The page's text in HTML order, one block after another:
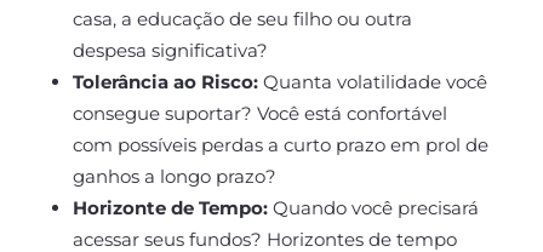
casa, a educação de seu filho ou outra
despesa significativa?
Tolerância ao Risco: Quanta volatilidade você
consegue suportar? Você está confortável
com possíveis perdas a curto prazo em prol de
ganhos a longo prazo?
Horizonte de Tempo: Quando você precisará
acessar seus fundos? Horizontes de tempo